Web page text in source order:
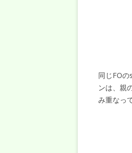
同じFO
ンは、親
み重なっ